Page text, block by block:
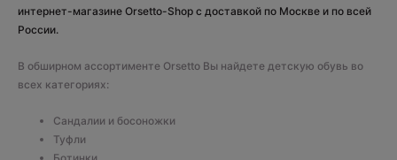
интернет-магазине Orsetto-Shop с доставкой по Москве и по всей
России.
В обширном ассортименте Orsetto Вы найдете детскую обувь во
всех категориях:
Сандалии и босоножки
Туфли